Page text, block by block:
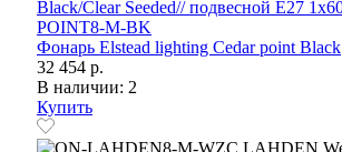
Фонарь Elstead lighting Cedar point Black
32 454 р.
В наличии: 2
Купить